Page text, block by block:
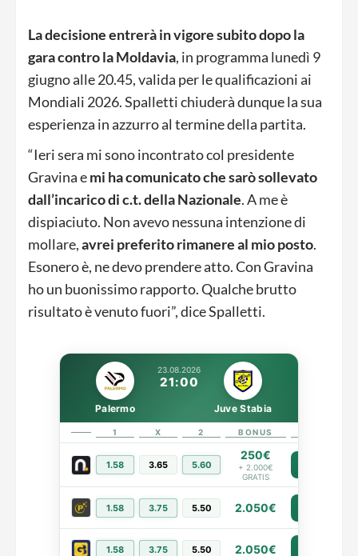
La decisione entrerà in vigore subito dopo la
gara contro la Moldavia, in programma lunedì 9
giugno alle 20.45, valida per le qualificazioni ai
Mondiali 2026. Spalletti chiuderà dunque la sua
esperienza in azzurro al termine della partita.
“Ieri sera mi sono incontrato col presidente
Gravina emi ha comunicato che sarò sollevato
dall’incarico di c.t. della Nazionale. A me è
dispiaciuto. Non avevo nessuna intenzione di
mollare,avrei preferito rimanere al mio posto.
Esonero è, ne devo prendere atto. Con Gravina
ho un buonissimo rapporto. Qualche brutto
risultato è venuto fuori”, dice Spalletti.
23.08.2026
21:00
Palermo Juve Stabia
1 X 2 BONUS
1.58 3.65 5.60
250€
+ 2.000€
GRATIS
1.58 3.75 5.50 2.050€
1.58 3.75 5.50 2.050€